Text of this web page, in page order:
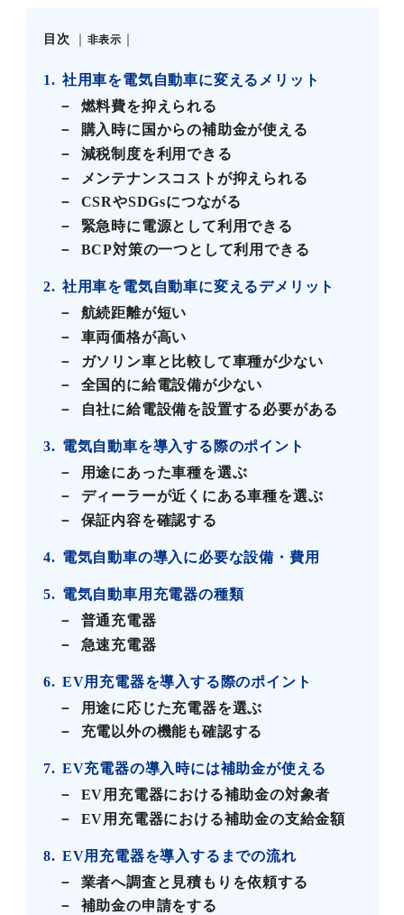
目次 非表示
1
社用車を電気自動車に変えるメリット
燃料費を抑えられる
購入時に国からの補助金が使える
減税制度を利用できる
メンテナンスコストが抑えられる
CSRやSDGsにつながる
緊急時に電源として利用できる
BCP対策の一つとして利用できる
2
社用車を電気自動車に変えるデメリット
航続距離が短い
車両価格が高い
ガソリン車と比較して車種が少ない
全国的に給電設備が少ない
自社に給電設備を設置する必要がある
3
電気自動車を導入する際のポイント
用途にあった車種を選ぶ
ディーラーが近くにある車種を選ぶ
保証内容を確認する
4 電気自動車の導入に必要な設備・費用
5
電気自動車用充電器の種類
普通充電器
急速充電器
6
EV用充電器を導入する際のポイント
用途に応じた充電器を選ぶ
充電以外の機能も確認する
7
EV充電器の導入時には補助金が使える
EV用充電器における補助金の対象者
EV用充電器における補助金の支給金額
8
EV用充電器を導入するまでの流れ
業者へ調査と見積もりを依頼する
補助金の申請をする